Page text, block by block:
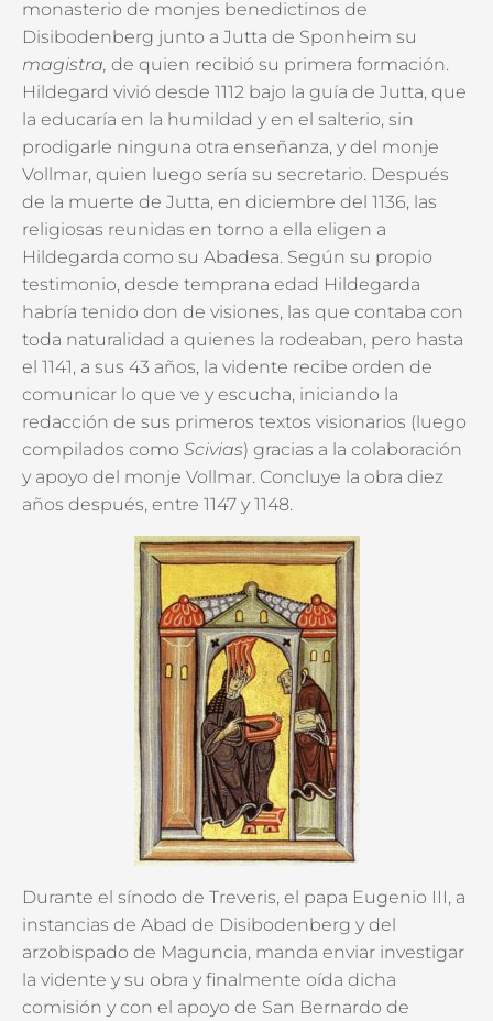
monasterio de monjes benedictinos de
Disibodenberg junto a Jutta de Sponheim su
magistra, de quien recibió su primera formación.
Hildegard vivió desde 1112 bajo la guía de Jutta, que
la educaría en la humildad y en el salterio, sin
prodigarle ninguna otra enseñanza, y del monje
Vollmar, quien luego sería su secretario. Después
de la muerte de Jutta, en diciembre del 1136, las
religiosas reunidas en torno a ella eligen a
Hildegarda como su Abadesa. Según su propio
testimonio, desde temprana edad Hildegarda
habría tenido don de visiones, las que contaba con
toda naturalidad a quienes la rodeaban, pero hasta
el 1141, a sus 43 años, la vidente recibe orden de
comunicar lo que ve y escucha, iniciando la
redacción de sus primeros textos visionarios (luego
compilados como Scivias) gracias a la colaboración
y apoyo del monje Vollmar. Concluye la obra diez
años después, entre 1147 y 1148.
Durante el sínodo de Treveris, el papa Eugenio III, a
instancias de Abad de Disibodenberg y del
arzobispado de Maguncia, manda enviar investigar
la vidente y su obra y finalmente oída dicha
comisión y con el apoyo de San Bernardo de